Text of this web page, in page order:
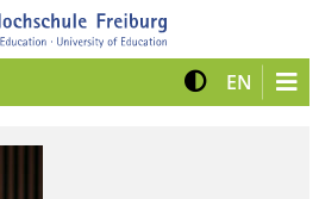
Kontrast
EN Zur